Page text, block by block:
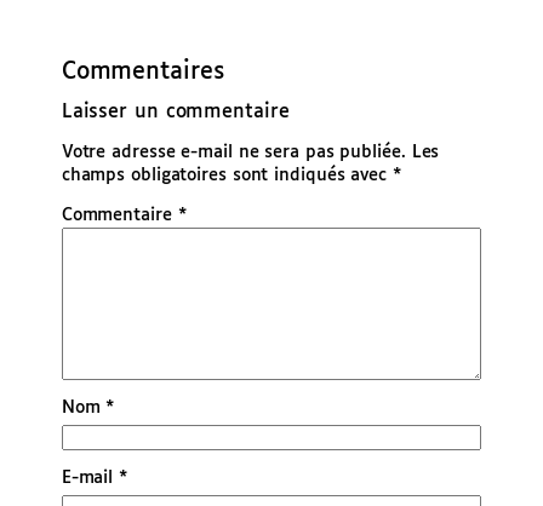
Commentaires
Laisser un commentaire
Votre adresse e-mail ne sera pas publiée.
Les
champs obligatoires sont indiqués avec *
Commentaire *
Nom*
E-mail*